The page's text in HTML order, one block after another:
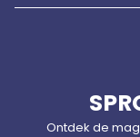
Skip
Ontdek de